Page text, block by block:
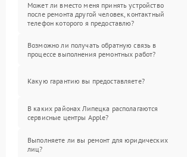
Может ли вместо меня принять устройство
после ремонта другой человек, контактный
телефон которого я предоставлю?
Возможно ли получать обратную связь в
процессе выполнения ремонтных работ?
Какую гарантию вы предоставляете?
В каких районах Липецка располагаются
сервисные центры Apple?
Выполняете ли вы ремонт для юридических
лиц?